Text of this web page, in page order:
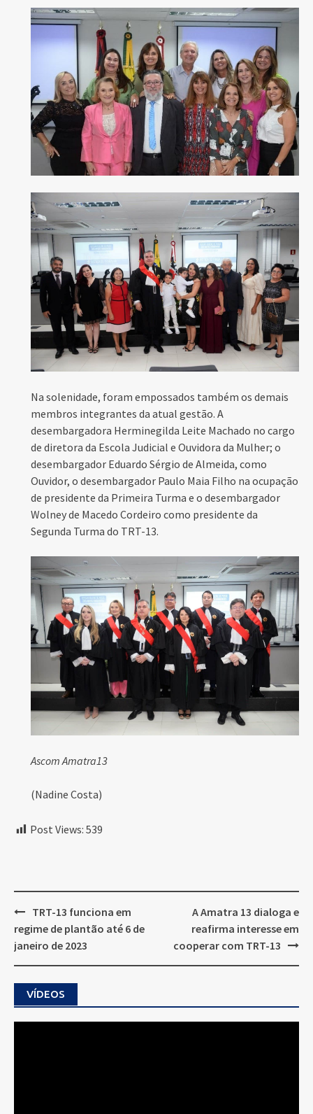
Na solenidade, foram empossados também os demais
membros integrantes da atual gestão. A
desembargadora Herminegilda Leite Machado no cargo
de diretora da Escola Judicial e Ouvidora da Mulher; o
desembargador Eduardo Sérgio de Almeida, como
Ouvidor, o desembargador Paulo Maia Filho na ocupação
de presidente da Primeira Turma e o desembargador
Wolney de Macedo Cordeiro como presidente da
Segunda Turma do TRT-13.
Ascom Amatra13
(Nadine Costa)
Post Views: 539
Post
navigation
TRT-13 funciona em
regime de plantão até 6 de
janeiro de 2023
A Amatra 13 dialoga e
reafirma interesse em
cooperar com TRT-13
VÍDEOS